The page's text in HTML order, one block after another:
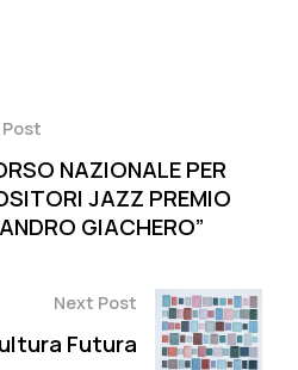
NAZIONALE PER
JAZZ PREMIO
GIACHERO”
Next Post
Futura